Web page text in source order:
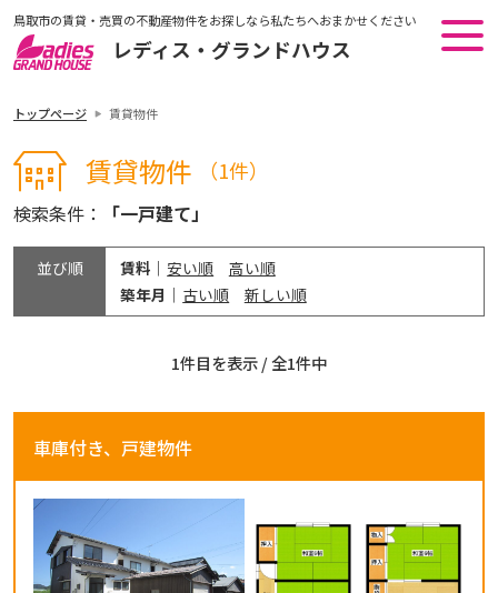
レディス・グランドハウス
鳥取市の賃貸・売買の不動産物件をお探しなら私たちへおまかせください
トップページ 賃貸物件
賃貸物件 （1件）
検索条件： 「一戸建て」
並び順 賃料 安い順
高い順
築年月
古い順 新しい順
1件目を表示 / 全1件中
車庫付き、戸建物件